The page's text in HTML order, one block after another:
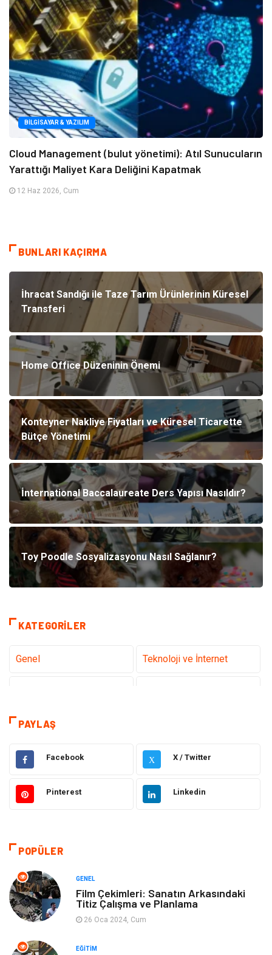
BILGISAYAR & YAZILIM
Cloud Management (bulut yönetimi): Atıl Sunucuların
Yarattığı Maliyet Kara Deliğini Kapatmak
12 Haz 2026, Cum
BUNLARI KAÇIRMA
İhracat Sandığı ile Taze Tarım Ürünlerinin Küresel
Transferi
Home Office Düzeninin Önemi
Konteyner Nakliye Fiyatları ve Küresel Ticarette
Bütçe Yönetimi
İnternational Baccalaureate Ders Yapısı Nasıldır?
Toy Poodle Sosyalizasyonu Nasıl Sağlanır?
KATEGORILER
Genel Teknoloji ve İnternet
Sağlık
Hukuk Dekorasyon
Elektrik & Elektronik Giyim
Eğitim ve Kariyer
Otomotiv
Makine Alışveriş
Keyif ve Hobi
PAYLAŞ
Facebook X X / Twitter
Pinterest Linkedin
POPÜLER
GENEL
Film Çekimleri: Sanatın Arkasındaki
Titiz Çalışma ve Planlama
26 Oca 2024, Cum
EĞITIM